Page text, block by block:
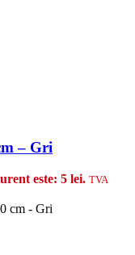
– Gri
este: 5 lei. TVA
cm - Gri